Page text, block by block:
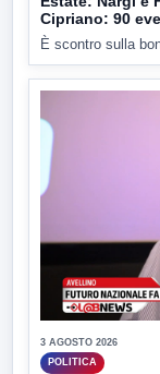
Cipriano: 90
È scontro sulla
3 AGOSTO 2026
POLITICA